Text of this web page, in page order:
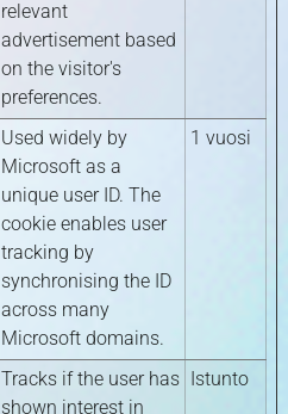
relevant
advertisement based
on the visitor's
preferences.
Used widely by
Microsoft as a
unique user ID. The
cookie enables user
tracking by
synchronising the ID
across many
Microsoft domains.
1 vuosi
Tracks if the user has
shown interest in
Istunto